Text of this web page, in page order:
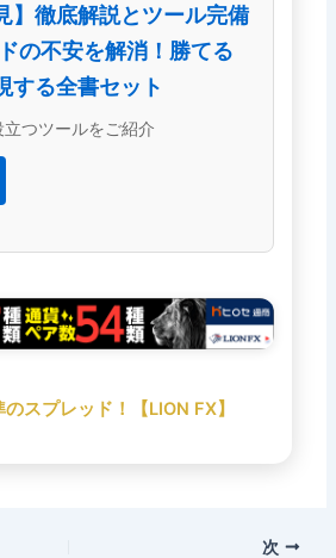
】徹底解説とツール完備
の不安を解消！勝てる
する全書セット
つツールをご紹介
スプレッド！【LION FX】
次